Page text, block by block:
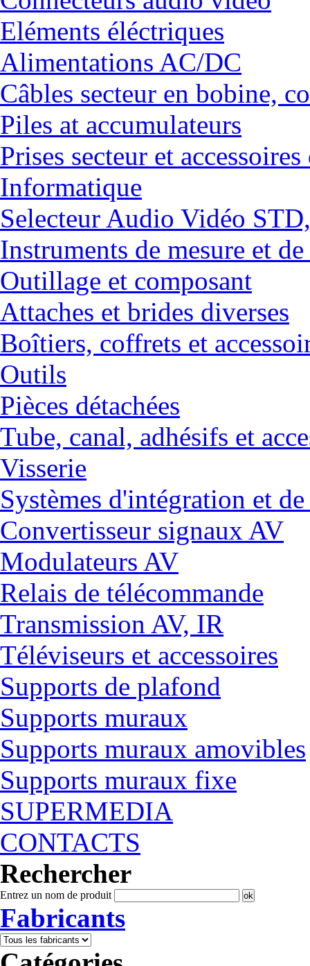
Eléments éléctriques
Alimentations AC/DC
Câbles secteur en bobine,
Piles at accumulateurs
Prises secteur et
Informatique
Selecteur Audio Vidéo
Instruments de mesure et
Outillage et composant
Attaches et brides diverses
Boîtiers, coffrets et
Outils
Pièces détachées
Tube, canal, adhésifs et
Visserie
Systèmes d'intégration et
Convertisseur signaux AV
Modulateurs AV
Relais de télécommande
Transmission AV, IR
Téléviseurs et accessoires
Supports de plafond
Supports muraux
Supports muraux amovibles
Supports muraux fixe
SUPERMEDIA
CONTACTS
Rechercher
Entrez un nom de produit
Fabricants